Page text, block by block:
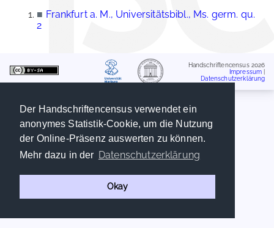
Der Handschriftencensus verwendet ein
anonymes Statistik-Cookie, um die Nutzung
der Online-Präsenz auswerten zu können.
Mehr dazu in der Datenschutzerklärung
Okay
■ Frankfurt a. M., Universitätsbibl., Ms. germ. qu.
2
Handschriftencensus 2026
Impressum
Datenschutzerklärung